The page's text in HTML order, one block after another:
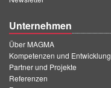
Unternehmen
Über MAGMA
Kompetenzen und Entwicklung
Partner und Projekte
Referenzen